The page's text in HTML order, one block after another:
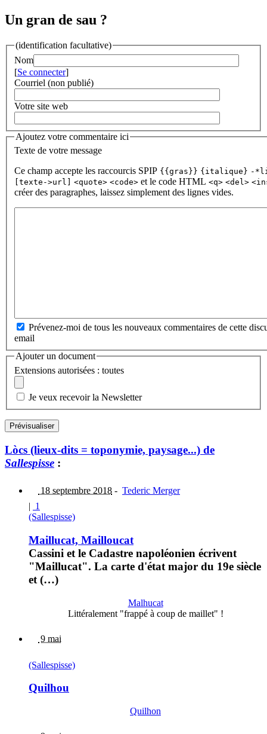
Un gran de sau ?
(identification facultative)
Nom
[Se connecter]
Courriel (non publié)
Votre site web
Ajoutez votre commentaire ici
Texte de votre message
Ce champ accepte les raccourcis SPIP {{gras}} {italique} -
[texte->url]
<quote> <code> et le code HTML <q> <del>
créer des paragraphes, laissez simplement des lignes vides.
Prévenez-moi de tous les nouveaux commentaires de cette
email
Ajouter un document
Extensions autorisées : toutes
Je veux recevoir la Newsletter
Lòcs (lieux-dits = toponymie, paysage...) de
Sallespisse :
18 septembre 2018 - Tederic Merger
| 1
(Sallespisse)
Maillucat, Mailloucat
Cassini et le Cadastre napoléonien écrivent
"Maillucat". La carte d'état major du 19e siècle
et (…)
Malhucat
Littéralement "frappé à coup de maillet" !
9 mai
(Sallespisse)
Quilhou
Quilhon